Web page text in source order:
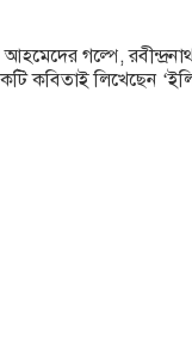
গল্পে,
কবিতাই লিখেছেন